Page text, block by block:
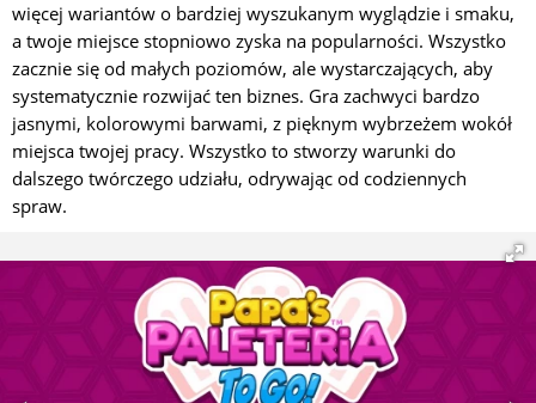
więcej wariantów o bardziej wyszukanym wyglądzie i smaku,
a twoje miejsce stopniowo zyska na popularności. Wszystko
zacznie się od małych poziomów, ale wystarczających, aby
systematycznie rozwijać ten biznes. Gra zachwyci bardzo
jasnymi, kolorowymi barwami, z pięknym wybrzeżem wokół
miejsca twojej pracy. Wszystko to stworzy warunki do
dalszego twórczego udziału, odrywając od codziennych
spraw.